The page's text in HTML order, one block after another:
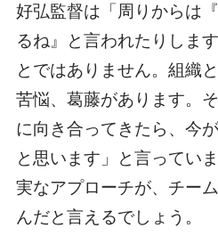
好弘監督は「周りからは
るね』と言われたりしま
とではありません。組織
苦悩、葛藤があります。
に向き合ってきたら、今
と思います」と言ってい
実なアプローチが、チー
んだと言えるでしょう。